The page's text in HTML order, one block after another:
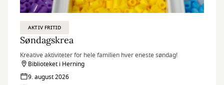
AKTIV FRITID
Søndagskrea
Kreative aktiviteter for hele familien hver eneste søndag!
Biblioteket i Herning
9. august 2026